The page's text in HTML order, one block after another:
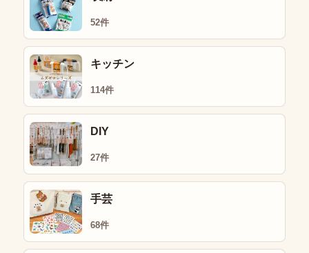
52件
キッチン
114件
DIY
27件
手芸
68件